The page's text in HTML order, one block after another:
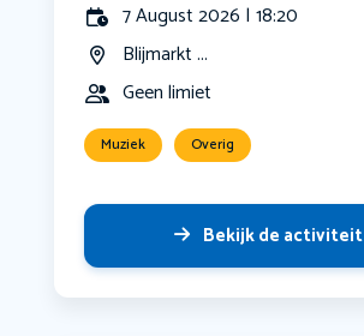
7 August 2026 | 18:20
Blijmarkt ...
Geen limiet
Muziek Overig
Bekijk de activiteit